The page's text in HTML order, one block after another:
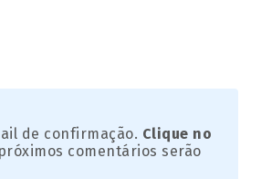
de confirmação. Clique no
comentários serão